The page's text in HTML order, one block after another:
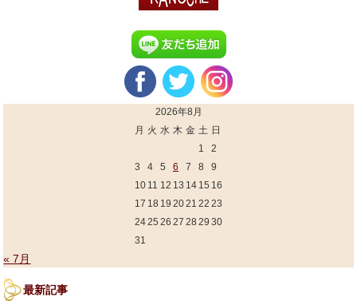
2026年8月
月 火 水 木 金 土 日
1
2
3
4 5 6 7 8
9
10 11 12 13 14 15 16
17 18 19 2021 22 23
2425 26 27 28 29 30
31
« 7月
最新記事